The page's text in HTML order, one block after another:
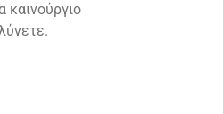
καινούργιο